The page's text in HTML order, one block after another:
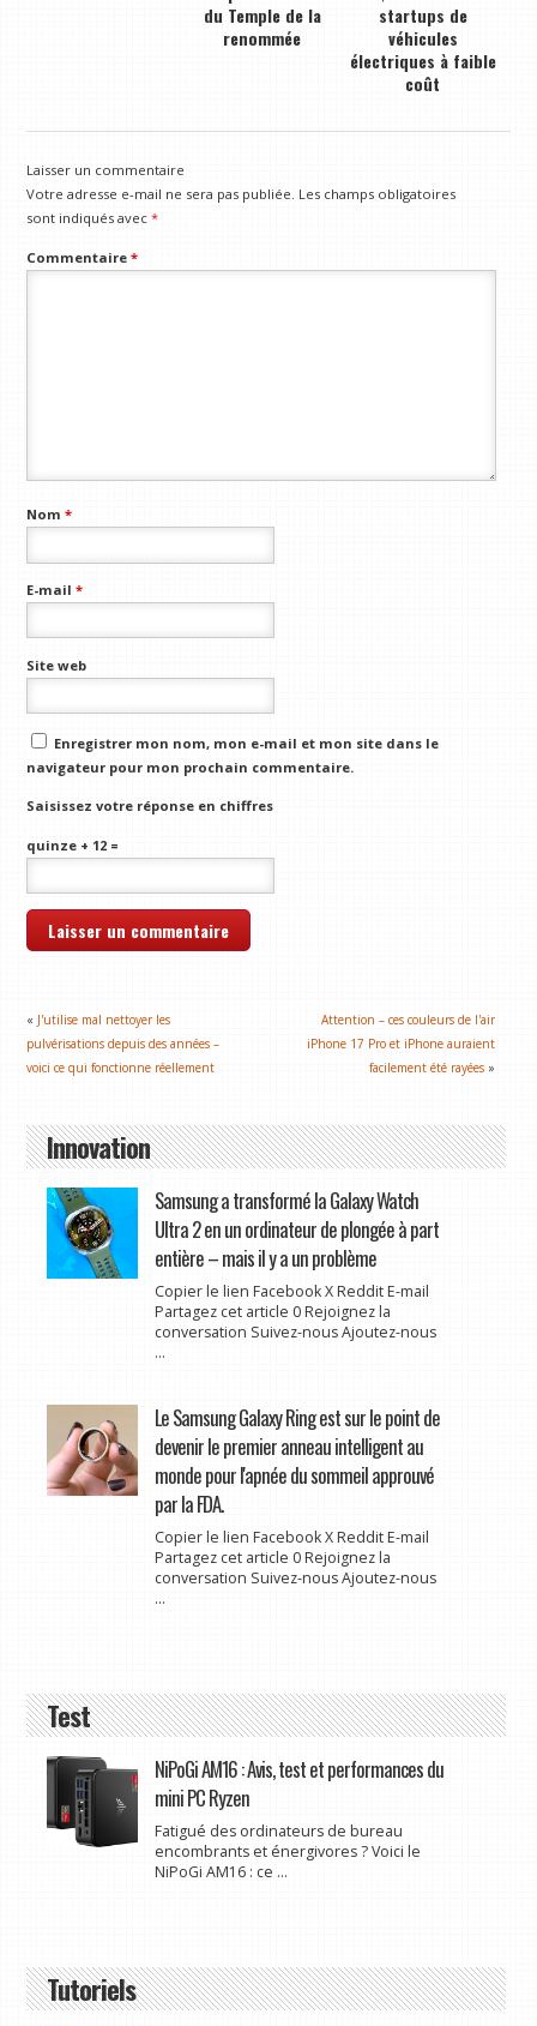
du Temple de la
renommée
startups de
véhicules
électriques à faible
coût
Laisser un commentaire
Votre adresse e-mail ne sera pas publiée. Les champs obligatoires
sont indiqués avec*
Commentaire*
Nom*
E-mail*
Site web
Enregistrer mon nom, mon e-mail et mon site dans le
navigateur pour mon prochain commentaire.
Saisissez votre réponse en chiffres
quinze + 12 =
« J'utilise mal nettoyer les
pulvérisations depuis des années –
voici ce qui fonctionne réellement
Attention – ces couleurs de l'air
iPhone 17 Pro et iPhone auraient
facilement été rayées »
Innovation
Samsung a transformé la Galaxy Watch
Ultra 2 en un ordinateur de plongée à part
entière – mais il y a un problème
Copier le lien Facebook X Reddit E-mail
Partagez cet article 0 Rejoignez la
conversation Suivez-nous Ajoutez-nous
...
Le Samsung Galaxy Ring est sur le point de
devenir le premier anneau intelligent au
monde pour l'apnée du sommeil approuvé
par la FDA.
Copier le lien Facebook X Reddit E-mail
Partagez cet article 0 Rejoignez la
conversation Suivez-nous Ajoutez-nous
...
Test
NiPoGi AM16 : Avis, test et performances du
mini PC Ryzen
Fatigué des ordinateurs de bureau
encombrants et énergivores ? Voici le
NiPoGi AM16 : ce ...
Tutoriels